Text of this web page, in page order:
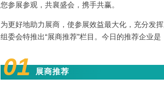
您参展参观，共襄盛会，携手共赢。
为更好地助力展商，使参展效益最大化，充分发
组委会特推出“展商推荐”栏目。今日的推荐企业是
01 展商推荐